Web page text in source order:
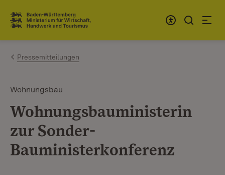
Zum Inhalt springen
Link zur Startseite
Pressemitteilungen
Wohnungsbau
Wohnungsbauministerin
zur Sonder-
Bauministerkonferenz